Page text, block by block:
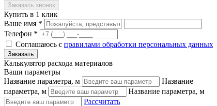
Купить в 1 клик
Ваше имя *
Телефон *
Соглашаюсь с правилами обработки персональных данных
Калькулятор расхода материалов
Ваши параметры
Название параметра, м
Название
параметра, м
Название параметра, м
Рассчитать